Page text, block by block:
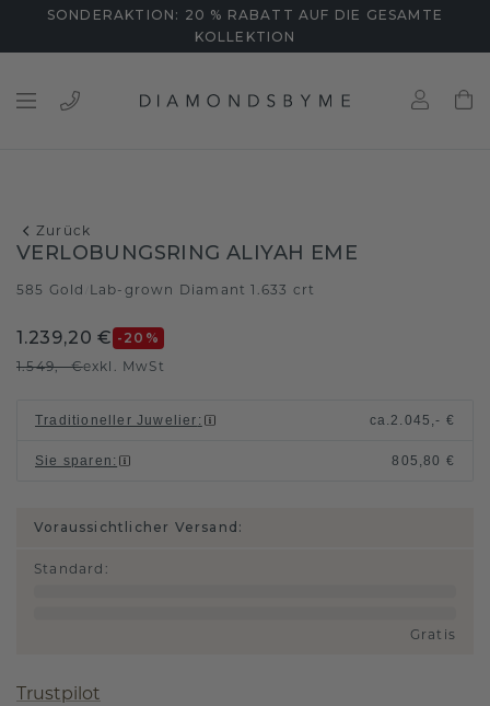
SONDERAKTION: 20 % RABATT AUF DIE GESAMTE
KOLLEKTION
Zurück
VERLOBUNGSRING ALIYAH EME
585 Gold Lab-grown Diamant 1.633 crt
1.239,20 € -20 %
1.549,- €exkl. MwSt
Traditioneller Juwelier : ca.2.045,- €
Sie sparen : 805,80 €
Voraussichtlicher Versand:
Standard :
Gratis
Trustpilot